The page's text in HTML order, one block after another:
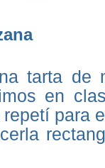
tarta de
en
para